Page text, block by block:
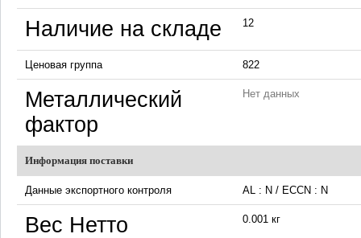
Наличие на складе 12
Ценовая группа 822
Металлический
фактор
Нет данных
Информация поставки
Данные экспортного контроля AL : N / ECCN : N
Вес Нетто 0.001 кг